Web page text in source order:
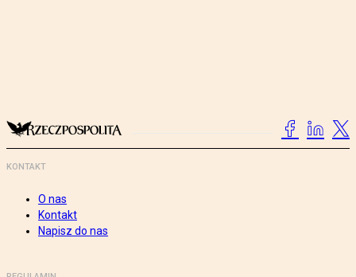
KONTAKT
O nas
Kontakt
Napisz do nas